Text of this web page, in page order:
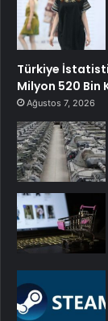
Türkiye
Milyon 520 Bin
Ağustos 7, 2026